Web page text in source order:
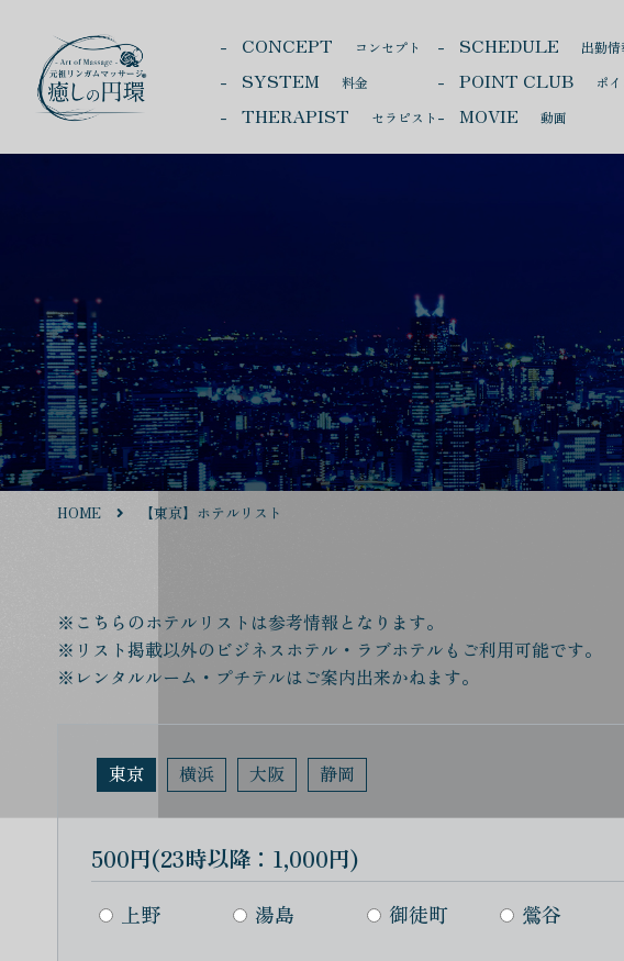
CONCEPT コンセプト
SYSTEM 料金
THERAPIST セラピスト
SCHEDULE 出勤情
POINT CLUB ポ
MOVIE 動画
HOME 【東京】ホテルリスト
※こちらのホテルリストは参考情報となります。
※リスト掲載以外のビジネスホテル・ラブホテルもご利用可能です。
※レンタルルーム・プチテルはご案内出来かねます。
東京 横浜 大阪 静岡
500円(23時以降：1,000円)
上野 湯島 御徒町 鶯谷